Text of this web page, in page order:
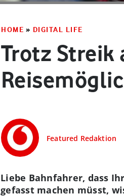
HOME » DIGITAL LIFE
Trotz Streik
Featured Redaktion
Liebe Bahnfahrer, dass
gefasst machen müsst,